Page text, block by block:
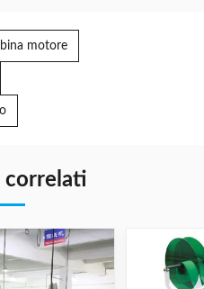
motore
correlati